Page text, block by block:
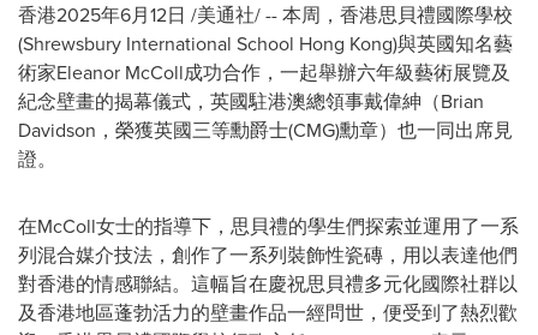
香港2025年6月12日 /美通社/ -- 本周，香港思貝禮國際學校
(Shrewsbury International School Hong Kong)與英國知名藝
術家Eleanor McColl成功合作，一起舉辦六年級藝術展覽及
紀念壁畫的揭幕儀式，英國駐港澳總領事戴偉紳（Brian
Davidson，榮獲英國三等勳爵士(CMG)勳章）也一同出席見
證。
在McColl女士的指導下，思貝禮的學生們探索並運用了一系
列混合媒介技法，創作了一系列裝飾性瓷磚，用以表達他們
對香港的情感聯結。這幅旨在慶祝思貝禮多元化國際社群以
及香港地區蓬勃活力的壁畫作品一經問世，便受到了熱烈歡